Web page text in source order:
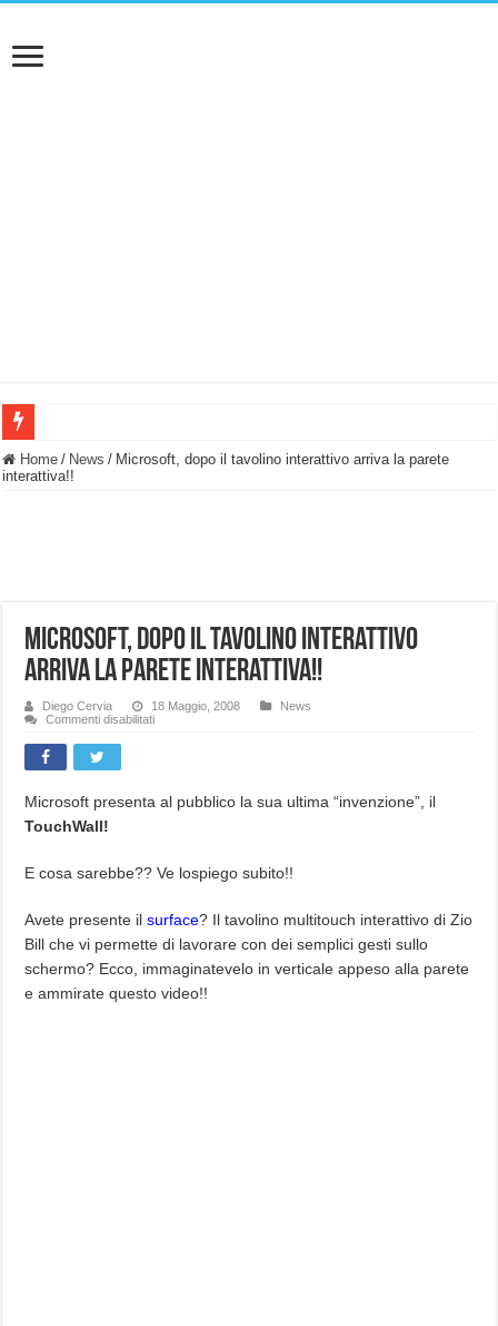
BASTA FATICARE! Questo robot tagliaerba lo appoggi e fa tutto lui! (Senza
Cecotec Millor, recensione della mountain bike elettrica biammortizzata.
Chi l’ha detto che gli Open-Ear suonano male? Recensione EarFun Clip 2
BENKS OMNIWARRIOR: Più di un semplice vetro temperato!
Brondi Amico Vero 4G: Focus su SOS, sicurezza e controllo da remoto.
Home / News / Microsoft, dopo il tavolino interattivo arriva la parete
interattiva!!
Microsoft, dopo il tavolino interattivo
arriva la parete interattiva!!
Diego Cervia 18 Maggio, 2008
News
Commenti disabilitatisu
arriva
la
Microsoft presenta al pubblico la sua ultima “invenzione”, il
TouchWall!
E cosa sarebbe?? Ve lospiego subito!!
Avete presente ilsurface? Il tavolino multitouch interattivo di Zio
Bill che vi permette di lavorare con dei semplici gesti sullo
schermo? Ecco, immaginatevelo in verticale appeso alla parete
e ammirate questo video!!